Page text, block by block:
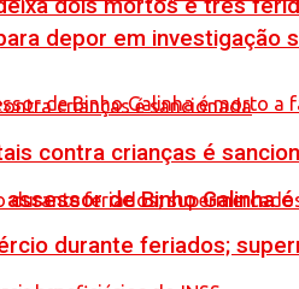
dois mortos e três
de Binho Galinha
depor em investigação
contra crianças é
durante feriados;